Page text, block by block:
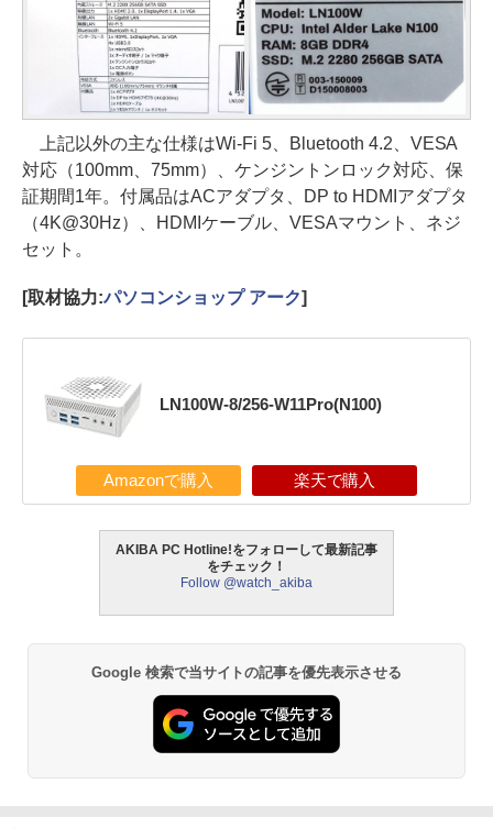
上記以外の主な仕様はWi-Fi 5、Bluetooth 4.2、VESA
対応（100mm、75mm）、ケンジントンロック対応、保
証期間1年。付属品はACアダプタ、DP to HDMIアダプタ
（4K@30Hz）、HDMIケーブル、VESAマウント、ネジ
セット。
[取材協力:パソコンショップ アーク]
LN100W-8/256-W11Pro(N100)
Amazonで購入 楽天で購入
AKIBA PC Hotline!をフォローして最新記事
をチェック！
Follow @watch_akiba
Google 検索で当サイトの記事を優先表示させる